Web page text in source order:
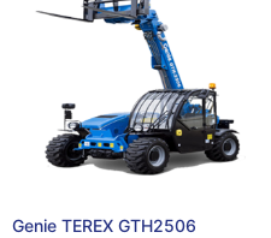
Genie TEREX GTH2506